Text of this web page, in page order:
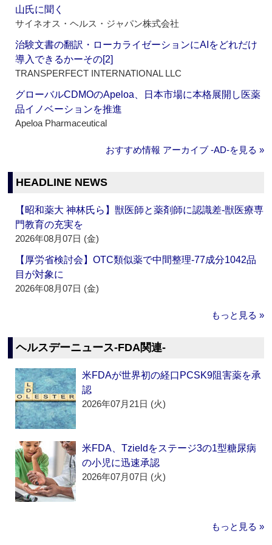
山氏に聞く
サイネオス・ヘルス・ジャパン株式会社
治験文書の翻訳・ローカライゼーションにAIをどれだけ
導入できるかーその[2]
TRANSPERFECT INTERNATIONAL LLC
グローバルCDMOのApeloa、日本市場に本格展開し医薬
品イノベーションを推進
Apeloa Pharmaceutical
おすすめ情報 アーカイブ ‐AD‐を見る »
HEADLINE NEWS
【昭和薬大 神林氏ら】獣医師と薬剤師に認識差‐獣医療専
門教育の充実を
2026年08月07日 (金)
【厚労省検討会】OTC類似薬で中間整理‐77成分1042品
目が対象に
2026年08月07日 (金)
もっと見る »
ヘルスデーニュース‐FDA関連‐
米FDAが世界初の経口PCSK9阻害薬を承
認
2026年07月21日 (火)
米FDA、Tzieldをステージ3の1型糖尿病
の小児に迅速承認
2026年07月07日 (火)
もっと見る »